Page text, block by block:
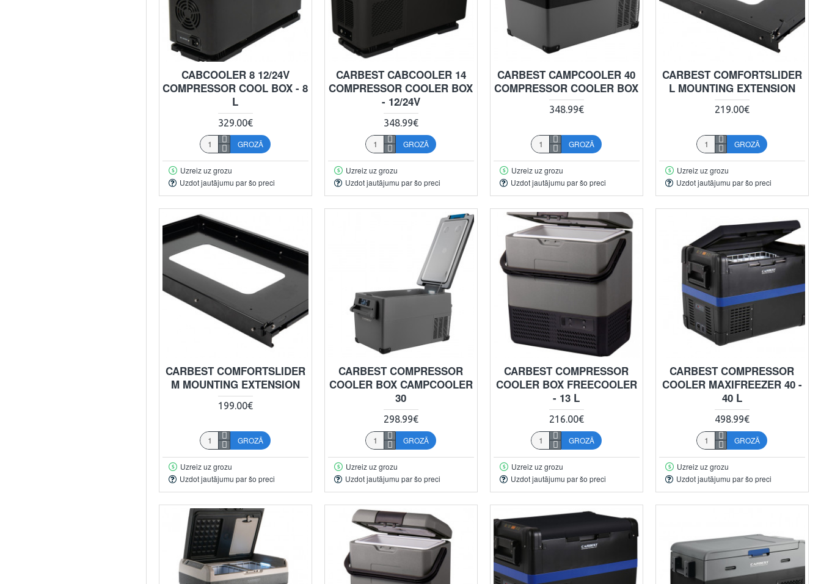
CABCOOLER 8 12/24V
COMPRESSOR COOL BOX - 8
L
329.00€
GROZĀ
Uzreiz uz grozu
Uzdot jautājumu par šo preci
CARBEST CABCOOLER 14
COMPRESSOR COOLER BOX
- 12/24V
348.99€
GROZĀ
Uzreiz uz grozu
Uzdot jautājumu par šo preci
CARBEST CAMPCOOLER 40
COMPRESSOR COOLER BOX
348.99€
GROZĀ
Uzreiz uz grozu
Uzdot jautājumu par šo preci
CARBEST COMFORTSLIDER
L MOUNTING EXTENSION
219.00€
GROZĀ
Uzreiz uz grozu
Uzdot jautājumu par šo preci
CARBEST COMFORTSLIDER
M MOUNTING EXTENSION
199.00€
GROZĀ
Uzreiz uz grozu
Uzdot jautājumu par šo preci
CARBEST COMPRESSOR
COOLER BOX CAMPCOOLER
30
298.99€
GROZĀ
Uzreiz uz grozu
Uzdot jautājumu par šo preci
CARBEST COMPRESSOR
COOLER BOX FREECOOLER
- 13 L
216.00€
GROZĀ
Uzreiz uz grozu
Uzdot jautājumu par šo preci
CARBEST COMPRESSOR
COOLER MAXIFREEZER 40 -
40 L
498.99€
GROZĀ
Uzreiz uz grozu
Uzdot jautājumu par šo preci